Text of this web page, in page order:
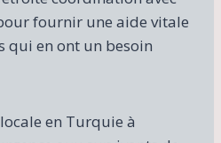
fournir une aide vitale
qui en ont un besoin
en Turquie à